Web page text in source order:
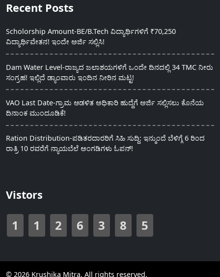
Recent Posts
Scholorship Amount-BE/B.Tech ವಿದ್ಯಾರ್ಥಿಗಳಿಗೆ ₹70,250
ವಿದ್ಯಾರ್ಥಿವೇತನ! ಇಂದೇ ಅರ್ಜಿ ಸಲ್ಲಿಸಿ!
Dam Water Level-ರಾಜ್ಯದ ಜಲಾಶಯಗಳಿಗೆ ಒಂದೇ ದಿನದಲ್ಲಿ 34 TMC ನೀರು
ಸಂಗ್ರಹ! ಇಲ್ಲಿದೆ ಡ್ಯಾಂವಾರು ಇಂದಿನ ನೀರಿನ ಮಟ್ಟ!
VAO Last Date-ಗ್ರಾಮ ಆಡಳಿತ ಅಧಿಕಾರಿ ಹುದ್ದೆಗೆ ಅರ್ಜಿ ಸಲ್ಲಿಸಲು ಕೊನೆಯ
ದಿನಾಂಕ ಮುಂದೂಡಿಕೆ!
Ration Distribution-ಪಡಿತರದಾರರಿಗೆ ಸಿಹಿ ಸುದ್ದಿ: ಇನ್ಮುಂದೆ ಬೆಳಿಗ್ಗೆ 6 ರಿಂದ
ರಾತ್ರಿ 10 ರವರೆಗೆ ನ್ಯಾಯಬೆಲೆ ಅಂಗಡಿಗಳು ಓಪನ್!
Vistors
1 1 2 6 3 8 5
© 2026 Krushika Mitra. All rights reserved.